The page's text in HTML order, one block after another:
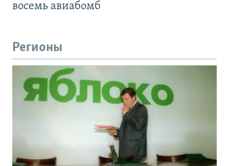
восемь авиабомб
Регионы